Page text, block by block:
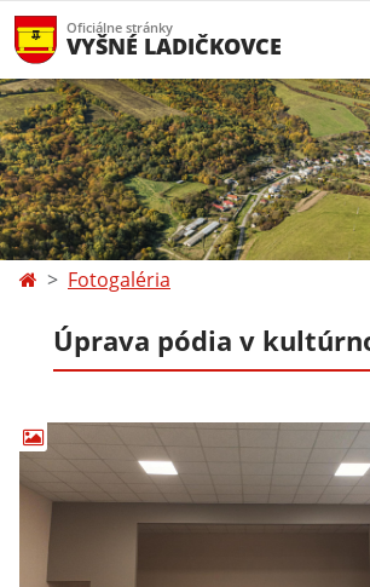
Oficiálne stránky
VYŠNÉ LADIČKOVCE
Fotogaléria
Úprava pódia v